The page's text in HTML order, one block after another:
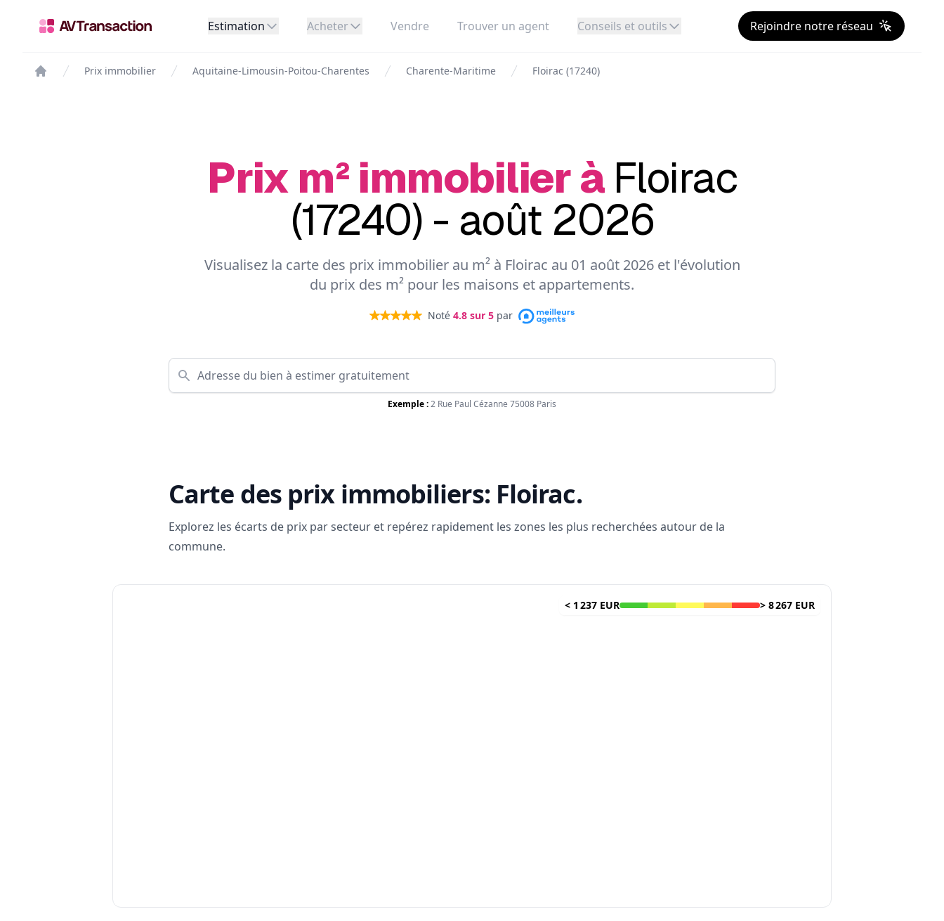
Estimation Acheter Vendre Trouver un agent Conseils et outils Rejoindre notre réseau
Prix immobilier Aquitaine-Limousin-Poitou-Charentes Charente-Maritime Floirac (17240)
Prix m² immobilier à Floirac
(17240) - août 2026
Visualisez la carte des prix immobilier au m² à Floirac au 01 août 2026 et l'évolution
du prix des m² pour les maisons et appartements.
Noté 4.8 sur 5 par
Exemple :2 Rue Paul Cézanne 75008 Paris
Carte des prix immobiliers: Floirac.
Explorez les écarts de prix par secteur et repérez rapidement les zones les plus recherchées autour de la
commune.
< 1 237 EUR > 8 267 EUR